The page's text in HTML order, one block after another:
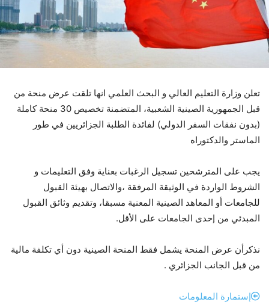
تعلن وزارة التعليم العالي و البحث العلمي انها تلقت عرض منحة من
قبل الجمهورية الصينية الشعبية، المتضمنة تخصيص 30 منحة كاملة
(بدون نفقات السفر الدولي) لفائدة الطلبة الجزائريين في طور
الماستر والدكتوراه
يجب على المترشحين تسجيل الرغبات بعناية وفق التعليمات و
الشروط الواردة في الوثيقة المرفقة ،والاتصال بهيئة القبول
للجامعات أو المعاهد الصينية المعنية مسبقا، وتقديم وثائق القبول
المبدئي من إحدى الجامعات على الأقل.
نذكرأن عرض المنحة يشمل فقط المنحة الصينية دون أي تكلفة مالية
من قبل الجانب الجزائري .
إستمارة المعلومات